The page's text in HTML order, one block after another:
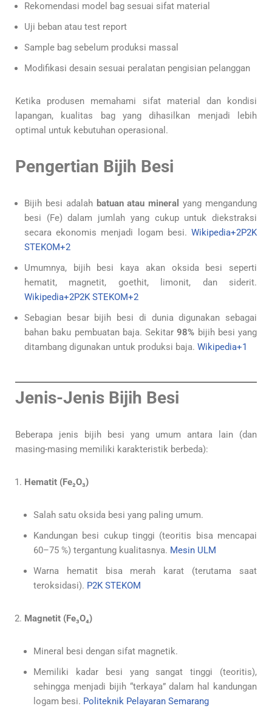
Rekomendasi model bag sesuai sifat material
Uji beban atau test report
Sample bag sebelum produksi massal
Modifikasi desain sesuai peralatan pengisian pelanggan
Ketika produsen memahami sifat material dan kondisi
lapangan, kualitas bag yang dihasilkan menjadi lebih
optimal untuk kebutuhan operasional.
Pengertian Bijih Besi
Bijih besi adalah batuan atau mineral yang mengandung
besi (Fe) dalam jumlah yang cukup untuk diekstraksi
secara ekonomis menjadi logam besi. Wikipedia+2P2K
STEKOM+2
Umumnya, bijih besi kaya akan oksida besi seperti
hematit, magnetit, goethit, limonit, dan siderit.
Wikipedia+2P2K STEKOM+2
Sebagian besar bijih besi di dunia digunakan sebagai
bahan baku pembuatan baja. Sekitar98% bijih besi yang
ditambang digunakan untuk produksi baja. Wikipedia+1
Jenis-Jenis Bijih Besi
Beberapa jenis bijih besi yang umum antara lain (dan
masing-masing memiliki karakteristik berbeda):
Hematit (Fe₂O₃)
Salah satu oksida besi yang paling umum.
Kandungan besi cukup tinggi (teoritis bisa mencapai
60–75 %) tergantung kualitasnya. Mesin ULM
Warna hematit bisa merah karat (terutama saat
teroksidasi). P2K STEKOM
Magnetit (Fe₃O₄)
Mineral besi dengan sifat magnetik.
Memiliki kadar besi yang sangat tinggi (teoritis),
sehingga menjadi bijih “terkaya” dalam hal kandungan
logam besi. Politeknik Pelayaran Semarang